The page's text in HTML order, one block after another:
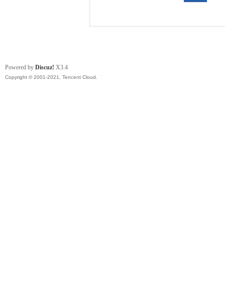
Powered by Discuz! X3.4
Copyright © 2001-2021, Tencent Cloud.